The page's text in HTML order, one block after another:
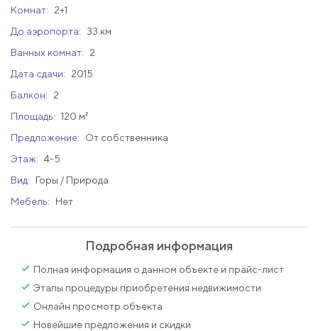
Комнат:
2+1
До аэропорта:
33 км
Ванных комнат:
2
Дата сдачи:
2015
Балкон:
2
Площадь: 120 м²
Предложение:
От собственника
Этаж: 4-5
Вид:
Горы / Природа
Мебель:
Нет
Подробная информация
Полная информация о данном объекте и прайс-лист
Этапы процедуры приобретения недвижимости
Онлайн просмотр объекта
Новейшие предложения и скидки